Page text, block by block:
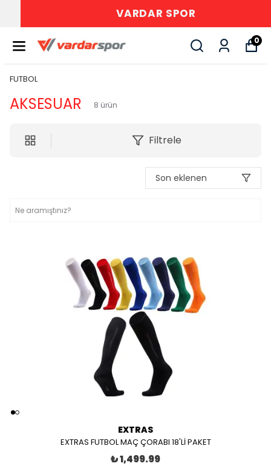
VARDAR SPOR
0
FUTBOL
AKSESUAR 8 ürün
Filtrele
Son eklenen
EXTRAS
EXTRAS FUTBOL MAÇ ÇORABI 18'Lİ PAKET
₺ 1,499.99